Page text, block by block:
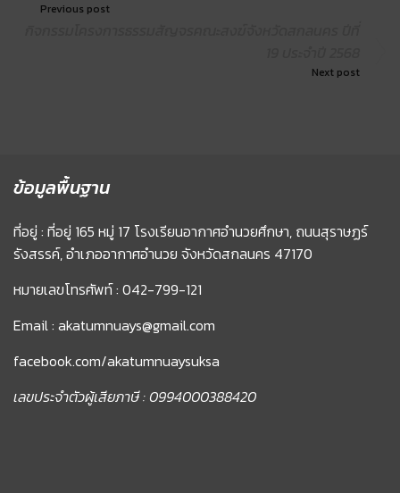
Previous post
Next post
ข้อมูลพื้นฐาน
ที่อยู่ : ที่อยู่ 165 หมู่ 17 โรงเรียนอากาศอำนวยศึกษา, ถนนสุราษฏร์
รังสรรค์, อำเภออากาศอำนวย จังหวัดสกลนคร 47170
หมายเลขโทรศัพท์ : 042-799-121
Email : akatumnuays@gmail.com
facebook.com/akatumnuaysuksa
เลขประจำตัวผู้เสียภาษี : 0994000388420